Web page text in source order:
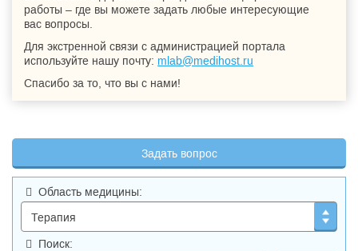
работы – где вы можете задать любые интересующие
вас вопросы.
Для экстренной связи с администрацией портала
используйте нашу почту: mlab@medihost.ru
Спасибо за то, что вы с нами!
Задать вопрос
Область медицины:
Поиск: